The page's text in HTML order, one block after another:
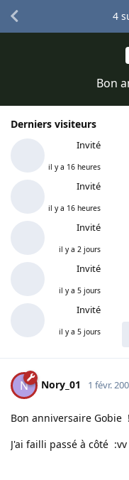
Bon
Derniers visiteurs
Invité
il y a 16 heures
Invité
il y a 16 heures
Invité
il y a 2 jours
Invité
il y a 5 jours
Invité
il y a 5 jours
4
N Nory_01 1 févr.
Bon anniversaire Gobie
J'ai failli passé à côté :vv